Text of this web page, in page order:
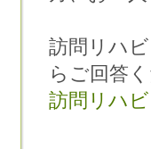
訪問リハ
らご回答く
訪問リハ